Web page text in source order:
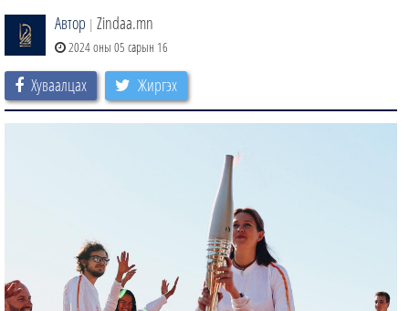
Автор | Zindaa.mn
2024 оны 05 сарын 16
Хуваалцах Жиргэх